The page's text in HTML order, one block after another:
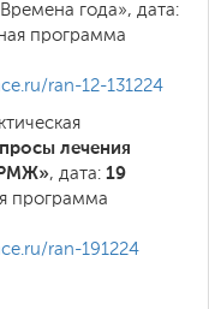
года», дата:
программа
ran-12-131224
лечения
РМЖ», дата: 19
программа
ran-191224